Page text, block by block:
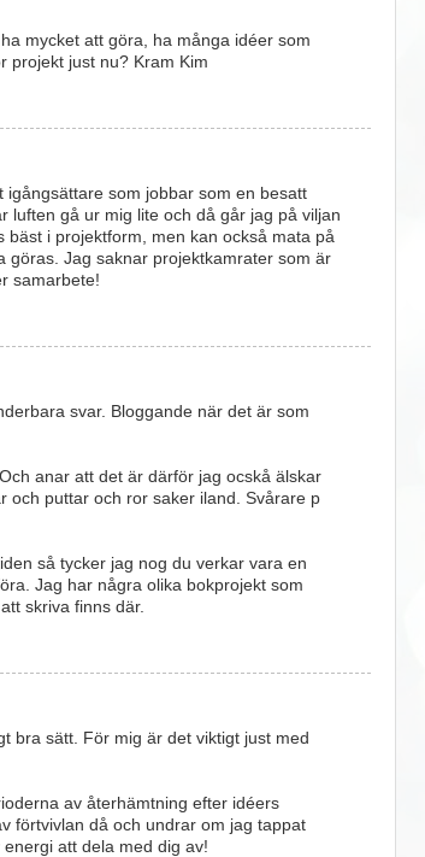
mycket att göra, ha många idéer som
projekt just nu? Kram Kim
som jobbar som en besatt
luften gå ur mig lite och då går jag på viljan
i projektform, men kan också mata på
göras. Jag saknar projektkamrater som är
samarbete!
svar. Bloggande när det är som
anar att det är därför jag ocskå älskar
och puttar och ror saker iland. Svårare p
så tycker jag nog du verkar vara en
Jag har några olika bokprojekt som
skriva finns där.
bra sätt. För mig är det viktigt just med
av återhämtning efter idéers
förtvivlan då och undrar om jag tappat
att dela med dig av!